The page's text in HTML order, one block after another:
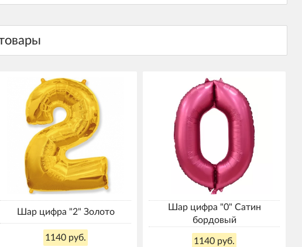
Шар цифра "2" Золото
1140 руб.
Шар цифра "0" Сатин
бордовый
1140 руб.